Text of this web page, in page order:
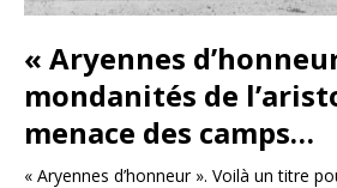
« Aryennes
mondanités de
menace des camps…
« Aryennes d’honneur ». Voilà un titre